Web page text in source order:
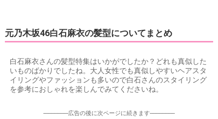
元乃木坂46白石麻衣の髪型についてまとめ
白石麻衣さんの髪型特集はいかがでしたか？どれも真似した
いものばかりでしたね。大人女性でも真似しやすいヘアスタ
イリングやファッションも多いので白石さんのスタイリング
を参考におしゃれを楽しんでみてくださいね。
-----------------広告の後に次ページに続きます-----------------